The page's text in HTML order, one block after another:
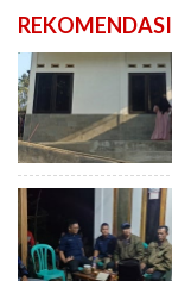
REKOMENDASI